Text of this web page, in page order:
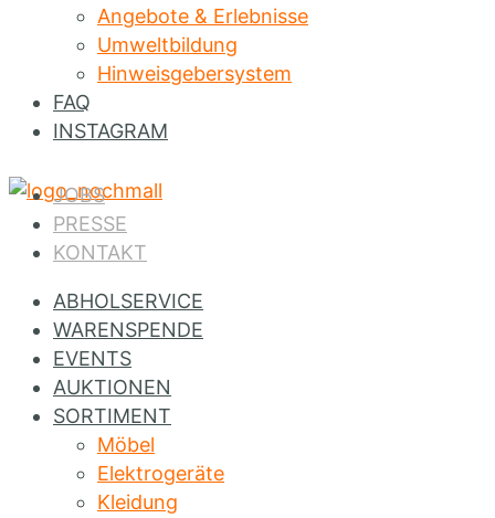
Angebote & Erlebnisse
Umweltbildung
Hinweisgebersystem
FAQ
INSTAGRAM
JOBS
PRESSE
KONTAKT
ABHOLSERVICE
WARENSPENDE
EVENTS
AUKTIONEN
SORTIMENT
Möbel
Elektrogeräte
Kleidung